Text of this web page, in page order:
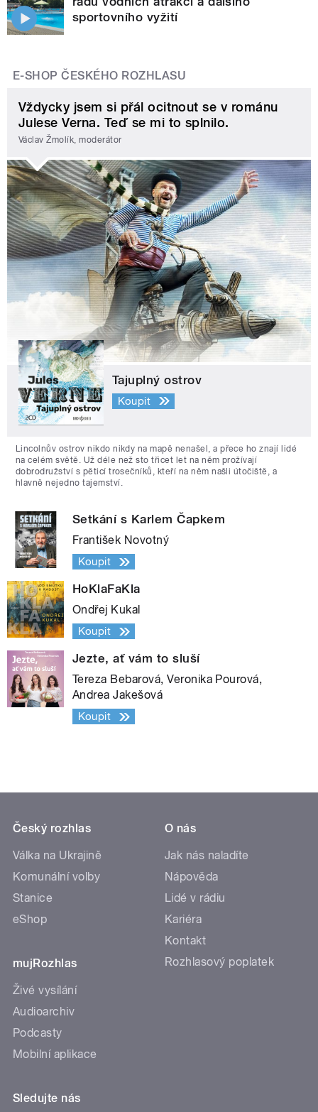
sportovního vyžití
E-SHOP ČESKÉHO ROZHLASU
Vždycky jsem si přál ocitnout se v románu
Julese Verna. Teď se mi to splnilo.
Václav Žmolík, moderátor
Tajuplný ostrov
Koupit
Lincolnův ostrov nikdo nikdy na mapě nenašel, a přece ho znají lidé
na celém světě. Už déle než sto třicet let na něm prožívají
dobrodružství s pěticí trosečníků, kteří na něm našli útočiště, a
hlavně nejedno tajemství.
Setkání s Karlem Čapkem
František Novotný
Koupit
HoKlaFaKla
Ondřej Kukal
Koupit
Jezte, ať vám to sluší
Tereza Bebarová, Veronika Pourová,
Andrea Jakešová
Koupit
Český rozhlas
Válka na Ukrajině
Komunální volby
Stanice
eShop
mujRozhlas
Živé vysílání
Audioarchiv
Podcasty
Mobilní aplikace
O nás
Jak nás naladíte
Nápověda
Lidé v rádiu
Kariéra
Kontakt
Rozhlasový poplatek
Sledujte nás